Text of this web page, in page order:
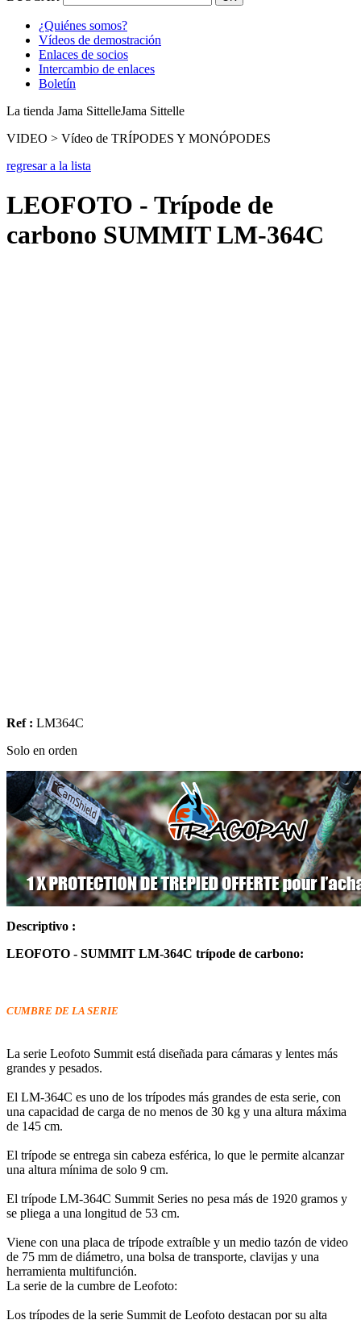
¿Quiénes somos?
Vídeos de demostración
Enlaces de socios
Intercambio de enlaces
Boletín
La tienda Jama SittelleJama Sittelle
VIDEO > Vídeo de TRÍPODES Y MONÓPODES
regresar a la lista
LEOFOTO - Trípode de
carbono SUMMIT LM-364C
Ref : LM364C
Solo en orden
Descriptivo :
LEOFOTO - SUMMIT LM-364C trípode de carbono:
CUMBRE DE LA SERIE
La serie Leofoto Summit está diseñada para cámaras y lentes más
grandes y pesados.
El LM-364C es uno de los trípodes más grandes de esta serie, con
una capacidad de carga de no menos de 30 kg y una altura máxima
de 145 cm.
El trípode se entrega sin cabeza esférica, lo que le permite alcanzar
una altura mínima de solo 9 cm.
El trípode LM-364C Summit Series no pesa más de 1920 gramos y
se pliega a una longitud de 53 cm.
Viene con una placa de trípode extraíble y un medio tazón de video
de 75 mm de diámetro, una bolsa de transporte, clavijas y una
herramienta multifunción.
La serie de la cumbre de Leofoto:
Los trípodes de la serie Summit de Leofoto destacan por su alta